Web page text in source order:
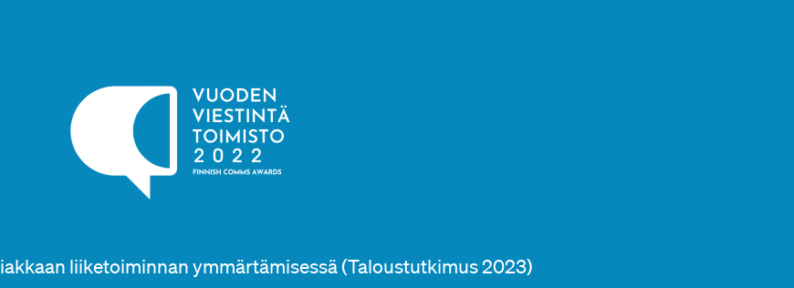
liiketoiminnan ymmärtämisessä (Taloustutkimus 2023)Kuule ensimmäisenä toimistomme kuulumiset ja pysy